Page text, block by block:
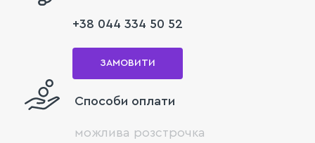
+38 044 334 50 52
ЗАМОВИТИ
Способи оплати
можлива розстрочка